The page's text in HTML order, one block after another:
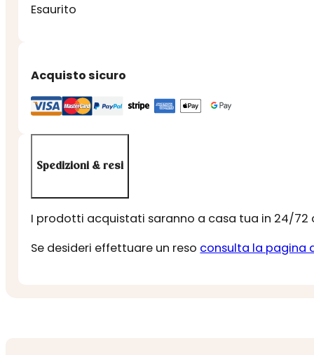
Esaurito
Acquisto sicuro
Spedizioni & resi
I prodotti acquistati saranno a casa tua in 24/72
Se desideri effettuare un reso consulta la pagina